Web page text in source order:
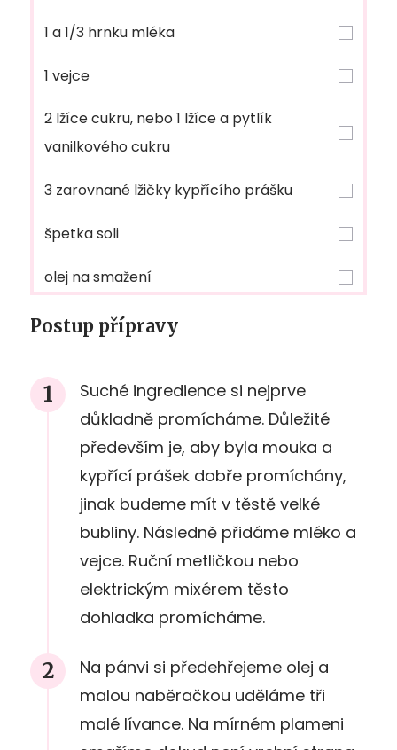
1 a 1/3 hrnku mléka
1 vejce
2 lžíce cukru, nebo 1 lžíce a pytlík
vanilkového cukru
3 zarovnané lžičky kypřícího prášku
špetka soli
olej na smažení
Postup přípravy
Suché ingredience si nejprve
důkladně promícháme. Důležité
především je, aby byla mouka a
kypřící prášek dobře promíchány,
jinak budeme mít v těstě velké
bubliny. Následně přidáme mléko a
vejce. Ruční metličkou nebo
elektrickým mixérem těsto
dohladka promícháme.
Na pánvi si předehřejeme olej a
malou naběračkou uděláme tři
malé lívance. Na mírném plameni